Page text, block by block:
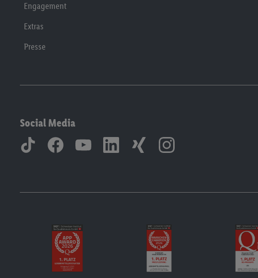
Engagement
Extras
Presse
Social Media